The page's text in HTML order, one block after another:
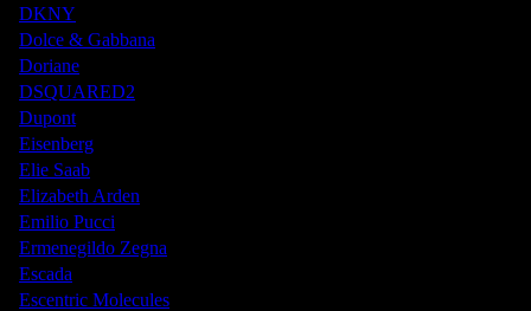
DKNY
Dolce & Gabbana
Doriane
DSQUARED2
Dupont
Eisenberg
Elie Saab
Elizabeth Arden
Emilio Pucci
Ermenegildo Zegna
Escada
Escentric Molecules